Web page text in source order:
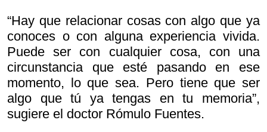
“Hay que relacionar cosas con algo que ya
conoces o con alguna experiencia vivida.
Puede ser con cualquier cosa, con una
circunstancia que esté pasando en ese
momento, lo que sea. Pero tiene que ser
algo que tú ya tengas en tu memoria”,
sugiere el doctor Rómulo Fuentes.